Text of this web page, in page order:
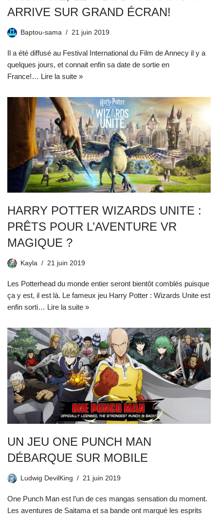
ARRIVE SUR GRAND ÉCRAN!
Baptou-sama 21 juin 2019
Il a été diffusé au Festival International du Film de Annecy il y a
quelques jours, et connait enfin sa date de sortie en
France!… Lire la suite »
HARRY POTTER WIZARDS UNITE :
PRÊTS POUR L’AVENTURE VR
MAGIQUE ?
Kayla 21 juin 2019
Les Potterhead du monde entier seront bientôt comblés puisque
ça y est, il est là. Le fameux jeu Harry Potter : Wizards Unite est
enfin sorti… Lire la suite »
UN JEU ONE PUNCH MAN
DÉBARQUE SUR MOBILE
Ludwig DevilKing 21 juin 2019
One Punch Man est l’un de ces mangas sensation du moment.
Les aventures de Saitama et sa bande ont marqué les esprits